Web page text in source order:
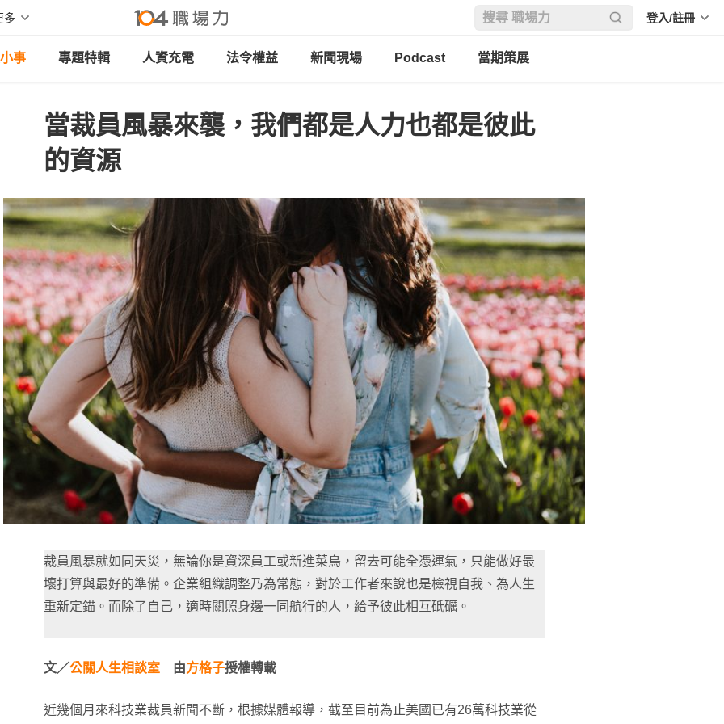
多 登入/註冊
事 專題特輯 人資充電 法令權益 新聞現場 Podcast 當期策展
當裁員風暴來襲，我們都是人力也都是彼此
的資源
裁員風暴就如同天災，無論你是資深員工或新進菜鳥，留去可能全憑運氣，只能做好最
壞打算與最好的準備。企業組織調整乃為常態，對於工作者來說也是檢視自我、為人生
重新定錨。而除了自己，適時關照身邊一同航行的人，給予彼此相互砥礪。
文／公關人生相談室 由方格子授權轉載
近幾個月來科技業裁員新聞不斷，根據媒體報導，截至目前為止美國已有26萬科技業從